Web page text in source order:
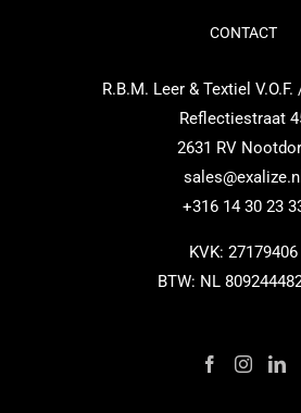
CONTACT
R.B.M. Leer & Textiel
Reflectiestraat
2631 RV
sales@exalize.nl
+316 14 30 23
KVK: 27179406
BTW: NL